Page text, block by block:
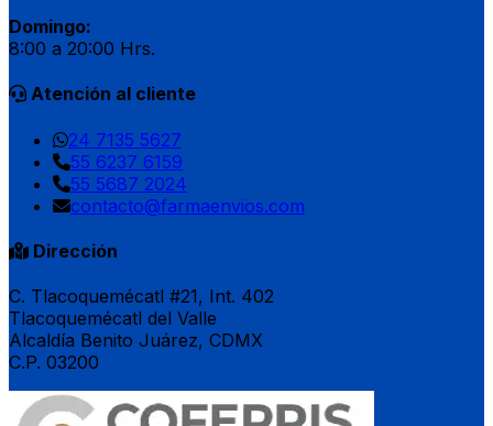
Domingo:
8:00 a 20:00 Hrs.
Atención al cliente
24 7135 5627
55 6237 6159
55 5687 2024
contacto@farmaenvios.com
Dirección
C. Tlacoquemécatl #21, Int. 402
Tlacoquemécatl del Valle
Alcaldía Benito Juárez, CDMX
C.P. 03200